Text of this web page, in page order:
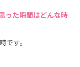
った瞬間はどんな時
です。